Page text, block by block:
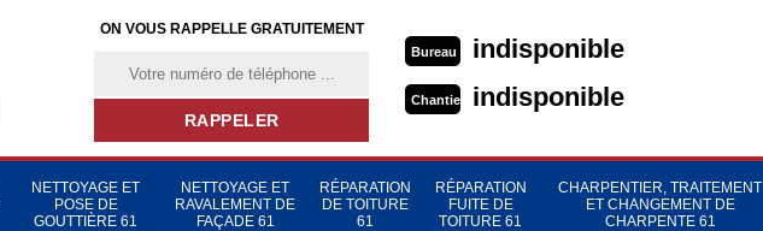
ON VOUS RAPPELLE GRATUITEMENT
Bureau indisponible
Chantier indisponible
NETTOYAGE ET
POSE DE
GOUTTIÈRE 61
NETTOYAGE ET
RAVALEMENT DE
FAÇADE 61
RÉPARATION
DE TOITURE
61
RÉPARATION
FUITE DE
TOITURE 61
CHARPENTIER, TRAITEMENT
ET CHANGEMENT DE
CHARPENTE 61